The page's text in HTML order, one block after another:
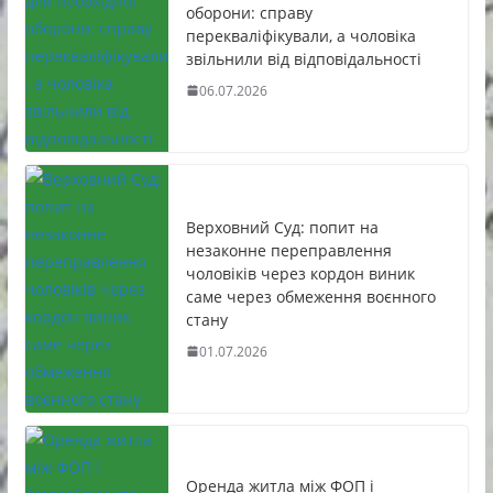
оборони: справу
перекваліфікували, а чоловіка
звільнили від відповідальності
06.07.2026
Верховний Суд: попит на
незаконне переправлення
чоловіків через кордон виник
саме через обмеження воєнного
стану
01.07.2026
Оренда житла між ФОП і